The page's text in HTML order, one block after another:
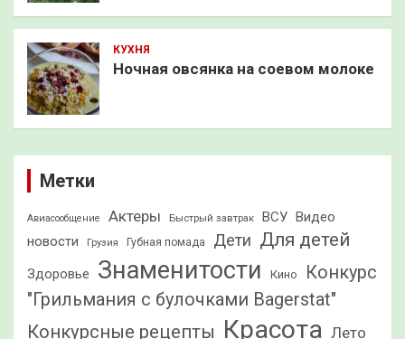
КУХНЯ
Ночная овсянка на соевом молоке
Метки
Авиасообщение Актеры Быстрый завтрак ВСУ
Видео
новости
Грузия Губная помада Дети Для детей
Здоровье Знаменитости Кино
Конкурс
"Грильмания с булочками Bagerstat"
Конкурсные рецепты Красота Лето